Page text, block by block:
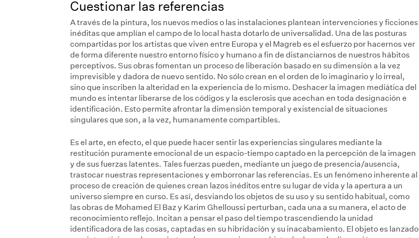
Cuestionar las referencias
A través de la pintura, los nuevos medios o las instalaciones plantean intervenciones y ficciones
inéditas que amplían el campo de lo local hasta dotarlo de universalidad. Una de las posturas
compartidas por los artistas que viven entre Europa y el Magreb es el esfuerzo por hacernos ver
de forma diferente nuestro entorno físico y humano a fin de distanciarnos de nuestros hábitos
perceptivos. Sus obras fomentan un proceso de liberación basado en su dimensión a la vez
imprevisible y dadora de nuevo sentido. No sólo crean en el orden de lo imaginario y lo irreal,
sino que inscriben la alteridad en la experiencia de lo mismo. Deshacer la imagen mediática del
mundo es intentar liberarse de los códigos y la esclerosis que acechan en toda designación e
identificación. Esto permite afrontar la dimensión temporal y existencial de situaciones
singulares que son, a la vez, humanamente compartibles.
Es el arte, en efecto, el que puede hacer sentir las experiencias singulares mediante la
restitución puramente emocional de un espacio-tiempo captado en la percepción de la imagen
y de sus fuerzas latentes. Tales fuerzas pueden, mediante un juego de presencia/ausencia,
trastocar nuestras representaciones y emborronar las referencias. Es un fenómeno inherente al
proceso de creación de quienes crean lazos inéditos entre su lugar de vida y la apertura a un
universo siempre en curso. Es así, desviando los objetos de su uso y su sentido habitual, como
las obras de Mohamed El Baz y Karim Ghelloussi perturban, cada una a su manera, el acto de
reconocimiento reflejo. Incitan a pensar el paso del tiempo trascendiendo la unidad
identificadora de las cosas, captadas en su hibridación y su inacabamiento. El objeto es lanzado